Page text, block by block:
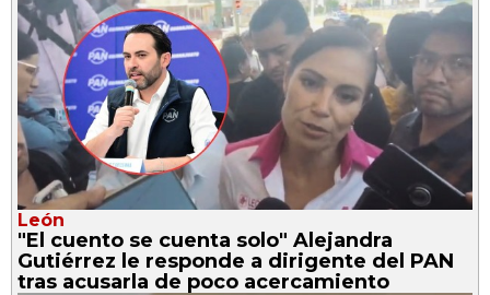
León
"El cuento se cuenta solo" Alejandra
Gutiérrez le responde a dirigente del PAN
tras acusarla de poco acercamiento